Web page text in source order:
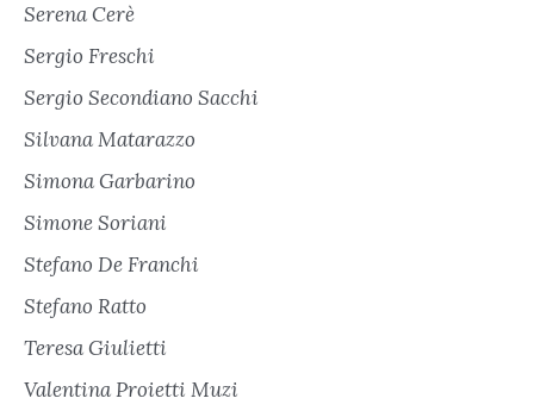
Serena Cerè
Sergio Freschi
Sergio Secondiano Sacchi
Silvana Matarazzo
Simona Garbarino
Simone Soriani
Stefano De Franchi
Stefano Ratto
Teresa Giulietti
Valentina Proietti Muzi